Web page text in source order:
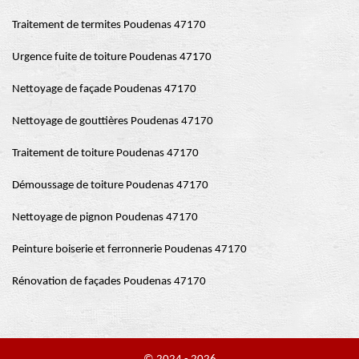
Traitement de termites Poudenas 47170
Urgence fuite de toiture Poudenas 47170
Nettoyage de façade Poudenas 47170
Nettoyage de gouttières Poudenas 47170
Traitement de toiture Poudenas 47170
Démoussage de toiture Poudenas 47170
Nettoyage de pignon Poudenas 47170
Peinture boiserie et ferronnerie Poudenas 47170
Rénovation de façades Poudenas 47170